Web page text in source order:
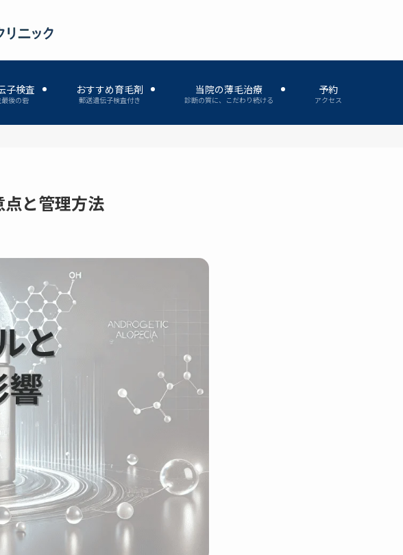
子検査
後の砦
おすすめ育毛剤
郵送遺伝子検査付き
当院の薄毛治療
診断の質に、こだわり続ける
予約
アクセス
と管理方法